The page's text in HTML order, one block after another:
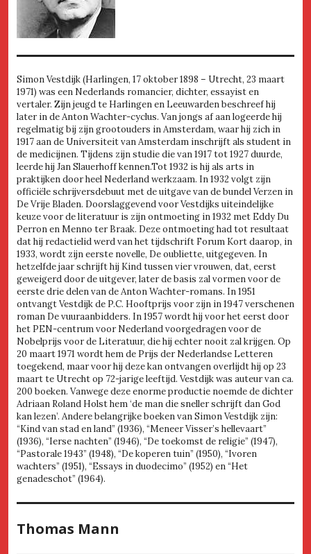
Simon Vestdijk (Harlingen, 17 oktober 1898 – Utrecht, 23 maart
1971) was een Nederlands romancier, dichter, essayist en
vertaler. Zijn jeugd te Harlingen en Leeuwarden beschreef hij
later in de Anton Wachter-cyclus. Van jongs af aan logeerde hij
regelmatig bij zijn grootouders in Amsterdam, waar hij zich in
1917 aan de Universiteit van Amsterdam inschrijft als student in
de medicijnen. Tijdens zijn studie die van 1917 tot 1927 duurde,
leerde hij Jan Slauerhoff kennen.Tot 1932 is hij als arts in
praktijken door heel Nederland werkzaam. In 1932 volgt zijn
officiële schrijversdebuut met de uitgave van de bundel Verzen in
De Vrije Bladen. Doorslaggevend voor Vestdijks uiteindelijke
keuze voor de literatuur is zijn ontmoeting in 1932 met Eddy Du
Perron en Menno ter Braak. Deze ontmoeting had tot resultaat
dat hij redactielid werd van het tijdschrift Forum Kort daarop, in
1933, wordt zijn eerste novelle, De oubliette, uitgegeven. In
hetzelfde jaar schrijft hij Kind tussen vier vrouwen, dat, eerst
geweigerd door de uitgever, later de basis zal vormen voor de
eerste drie delen van de Anton Wachter-romans. In 1951
ontvangt Vestdijk de P.C. Hooftprijs voor zijn in 1947 verschenen
roman De vuuraanbidders. In 1957 wordt hij voor het eerst door
het PEN-centrum voor Nederland voorgedragen voor de
Nobelprijs voor de Literatuur, die hij echter nooit zal krijgen. Op
20 maart 1971 wordt hem de Prijs der Nederlandse Letteren
toegekend, maar voor hij deze kan ontvangen overlijdt hij op 23
maart te Utrecht op 72-jarige leeftijd. Vestdijk was auteur van ca.
200 boeken. Vanwege deze enorme productie noemde de dichter
Adriaan Roland Holst hem ‘de man die sneller schrijft dan God
kan lezen’. Andere belangrijke boeken van Simon Vestdijk zijn:
“Kind van stad en land” (1936), “Meneer Visser’s hellevaart”
(1936), “Ierse nachten” (1946), “De toekomst de religie” (1947),
“Pastorale 1943” (1948), “De koperen tuin” (1950), “Ivoren
wachters” (1951), “Essays in duodecimo” (1952) en “Het
genadeschot” (1964).
Thomas Mann